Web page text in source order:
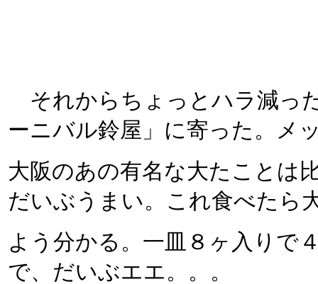
それからちょっとハラ減っ
ーニバル鈴屋」に寄った。メ
大阪のあの有名な大たこと
だいぶうまい。これ食べたら
よう分かる。一皿８ヶ入り
で、だいぶエエ。。。